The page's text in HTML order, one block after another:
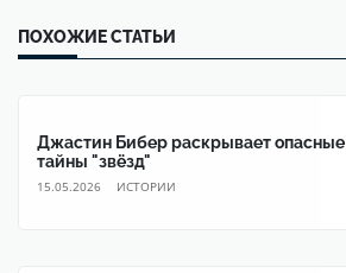
ПОХОЖИЕ СТАТЬИ
Джастин Бибер раскрывает опасные
тайны "звёзд"
15.05.2026 ИСТОРИИ